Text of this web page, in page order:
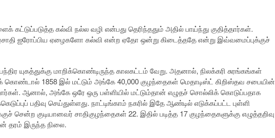
கட்டுப்படுத்த கல்வி நல்ல வழி என்பது தெரிந்ததும் அதில் பாய்ந்து குதித்தார்கள்.
ஐரோப்பிய ஏழைகளோ கல்வி என்ற ஏதோ ஒன்று கிடைத்ததே என்று இவ்வமைப்புக்குச்
யுகத்துக்கு மாறிக்கொண்டிருந்த காலகட்டம் வேறு. அதனால், நிலக்கரி சுரங்கங்கள்
கொண்டால் 1858 இல் மட்டும் அங்கே 40,000 குழந்தைகள் மெதாடிஸ்ட் கிறிஸ்தவ சபையின்
ஆனால், அங்கே ஒரே ஒரு பள்ளியில் மட்டும்தான் எழுதச் சொல்லிக் கொடுப்பதாக
பதிவு செய்துள்ளது. நாட்டிங்காம் நகரில் இதே ஆண்டில் எடுக்கப்பட்ட புள்ளி
சென்ற குடியானவர் சாதிகுழந்தைகள் 22. இதில் படித்த 17 குழந்தைகளுக்கு எழுத்தறிவு
தரம் இருந்த நிலை.